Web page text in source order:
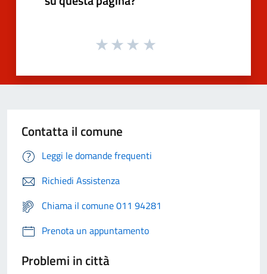
Contatta il comune
Leggi le domande frequenti
Richiedi Assistenza
Chiama il comune 011 94281
Prenota un appuntamento
Problemi in città